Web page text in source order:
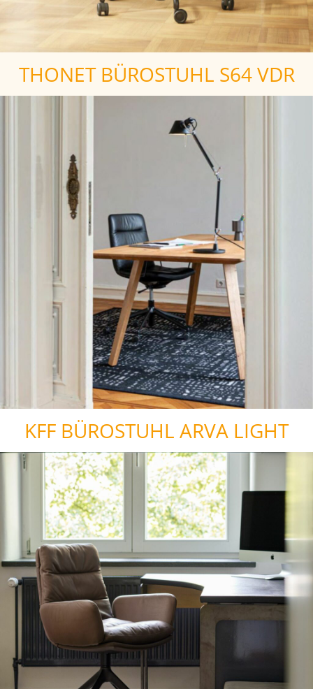
THONET BÜROSTUHL S64 VDR
KFF BÜROSTUHL ARVA LIGHT